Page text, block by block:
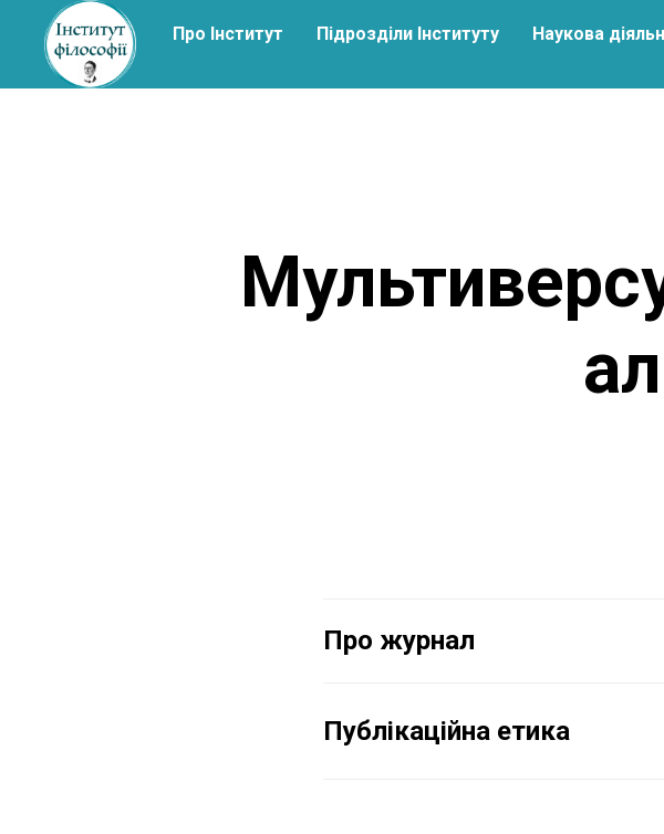
Про Інститут Підрозділи Інституту Наукова
Про журнал
Публікаційна етика